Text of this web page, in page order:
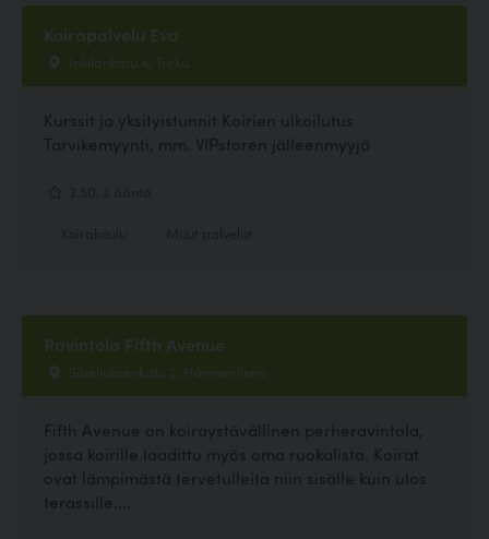
Koirapalvelu Eva
Inkilänkatu 4, Turku
Kurssit ja yksityistunnit Koirien ulkoilutus
Tarvikemyynti, mm. VIPstoren jälleenmyyjä
Ravintola Fifth Avenue
Sibeliuksenkatu 2, Hämeenlinna
Fifth Avenue on koiraystävällinen perheravintola,
jossa koirille laadittu myös oma ruokalista. Koirat
ovat lämpimästä tervetulleita niin sisälle kuin ulos
terassille....